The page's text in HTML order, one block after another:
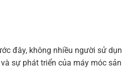
đây, không nhiều người sử
sự phát triển của máy móc